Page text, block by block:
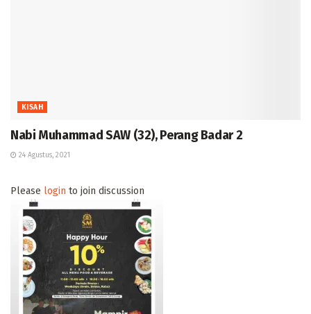
KISAH
Nabi Muhammad SAW (32), Perang Badar 2
24 Agustus, 2021
Please login to join discussion